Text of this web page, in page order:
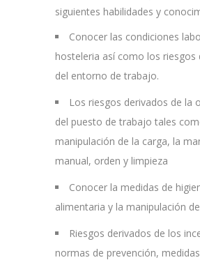
siguientes habilidades y
Conocer las condiciones
hosteleria así como los riesgos
del entorno de trabajo.
Los riesgos derivados de la
del puesto de trabajo tales
manipulación de la carga, la
manual, orden y limpieza
Conocer la medidas de
alimentaria y la manipulación
Riesgos derivados de los
normas de prevención,